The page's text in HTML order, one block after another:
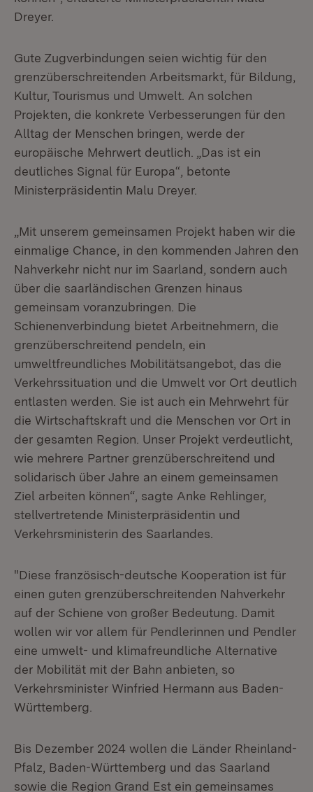
Dreyer.
Gute Zugverbindungen seien wichtig für den
grenzüberschreitenden Arbeitsmarkt, für Bildung,
Kultur, Tourismus und Umwelt. An solchen
Projekten, die konkrete Verbesserungen für den
Alltag der Menschen bringen, werde der
europäische Mehrwert deutlich. „Das ist ein
deutliches Signal für Europa“, betonte
Ministerpräsidentin Malu Dreyer.
„Mit unserem gemeinsamen Projekt haben wir die
einmalige Chance, in den kommenden Jahren den
Nahverkehr nicht nur im Saarland, sondern auch
über die saarländischen Grenzen hinaus
gemeinsam voranzubringen. Die
Schienenverbindung bietet Arbeitnehmern, die
grenzüberschreitend pendeln, ein
umweltfreundliches Mobilitätsangebot, das die
Verkehrssituation und die Umwelt vor Ort deutlich
entlasten werden. Sie ist auch ein Mehrwehrt für
die Wirtschaftskraft und die Menschen vor Ort in
der gesamten Region. Unser Projekt verdeutlicht,
wie mehrere Partner grenzüberschreitend und
solidarisch über Jahre an einem gemeinsamen
Ziel arbeiten können“, sagte Anke Rehlinger,
stellvertretende Ministerpräsidentin und
Verkehrsministerin des Saarlandes.
"Diese französisch-deutsche Kooperation ist für
einen guten grenzüberschreitenden Nahverkehr
auf der Schiene von großer Bedeutung. Damit
wollen wir vor allem für Pendlerinnen und Pendler
eine umwelt- und klimafreundliche Alternative
der Mobilität mit der Bahn anbieten, so
Verkehrsminister Winfried Hermann aus Baden-
Württemberg.
Bis Dezember 2024 wollen die Länder Rheinland-
Pfalz, Baden-Württemberg und das Saarland
sowie die Region Grand Est ein gemeinsames